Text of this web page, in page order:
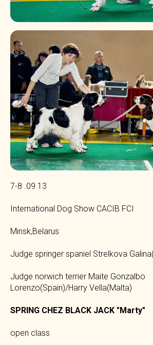
7-8 .09.13
International Dog Show CACIB FCI
Minsk,Belarus
Judge springer spaniel Strelkova
Judge norwich terrier Maite Gonzalbo
Lorenzo(Spain)/Harry Vella(Malta)
SPRING CHEZ BLACK JACK "Marty"
open class